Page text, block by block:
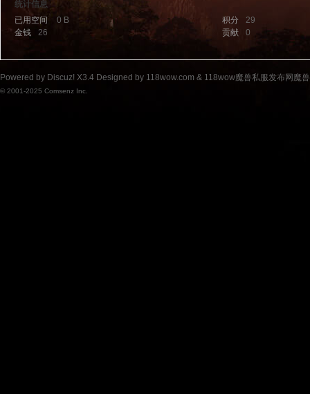
统计信息
已用空间
0 B 积分
29
金钱
26 贡献 0
Powered by Discuz! X3.4 Designed by 118wow.com & 118wow魔兽私服发布网魔
© 2001-2025 Comsenz Inc.